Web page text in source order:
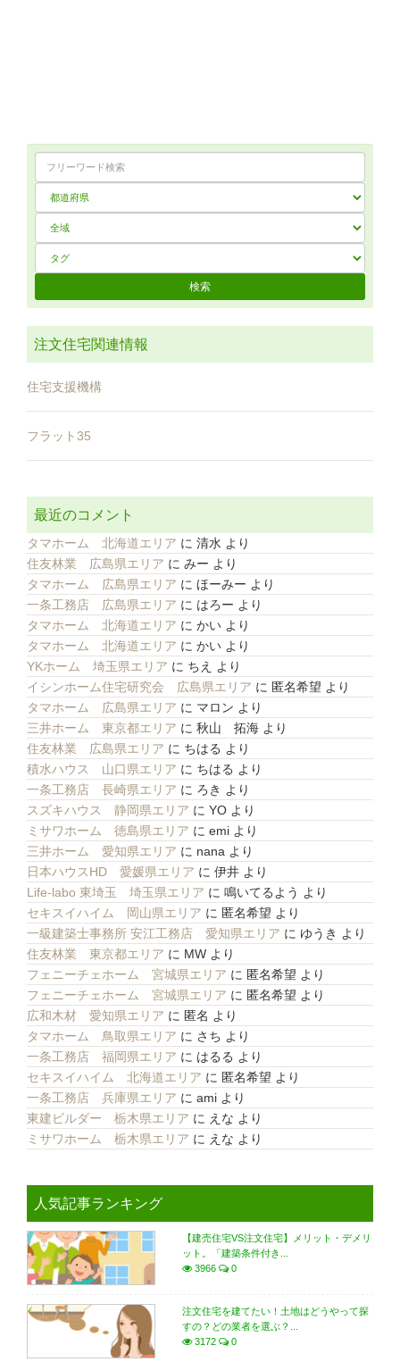
注文住宅関連情報
住宅支援機構
フラット35
最近のコメント
タマホーム 北海道エリア に 清水 より
住友林業 広島県エリア に みー より
タマホーム 広島県エリア に ほーみー より
一条工務店 広島県エリア に はろー より
タマホーム 北海道エリア に かい より
タマホーム 北海道エリア に かい より
YKホーム 埼玉県エリア に ちえ
より
イシンホーム住宅研究会 広島県エリア に 匿名希望 より
タマホーム 広島県エリア に マロン より
三井ホーム 東京都エリア に 秋山 拓海 より
住友林業 広島県エリア に ちはる より
積水ハウス 山口県エリア に ちはる より
一条工務店 長崎県エリア に ろき より
スズキハウス 静岡県エリア に YO より
ミサワホーム 徳島県エリア に emi より
三井ホーム 愛知県エリア に nana より
日本ハウスHD 愛媛県エリア に 伊井 より
Life-labo 東埼玉 埼玉県エリア に 鳴いてるよう より
セキスイハイム 岡山県エリア に 匿名希望 より
一級建築士事務所 安江工務店 愛知県エリア に ゆうき より
住友林業 東京都エリア に MW より
フェニーチェホーム 宮城県エリア に 匿名希望 より
フェニーチェホーム 宮城県エリア に 匿名希望 より
広和木材 愛知県エリア に 匿名 より
タマホーム 鳥取県エリア に さち より
一条工務店 福岡県エリア に はるる より
セキスイハイム 北海道エリア に 匿名希望 より
一条工務店 兵庫県エリア に ami より
東建ビルダー 栃木県エリア に えな より
ミサワホーム 栃木県エリア に えな より
人気記事ランキング
【建売住宅VS注文住宅】メリット・デメリ
ット。「建築条件付き...
3966
0
注文住宅を建てたい！土地はどうやって探
すの？どの業者を選ぶ？...
3172
0